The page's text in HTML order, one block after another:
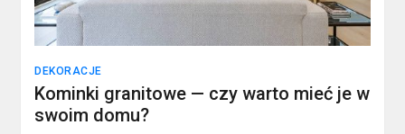
DEKORACJE
Kominki granitowe — czy warto mieć je w
swoim domu?